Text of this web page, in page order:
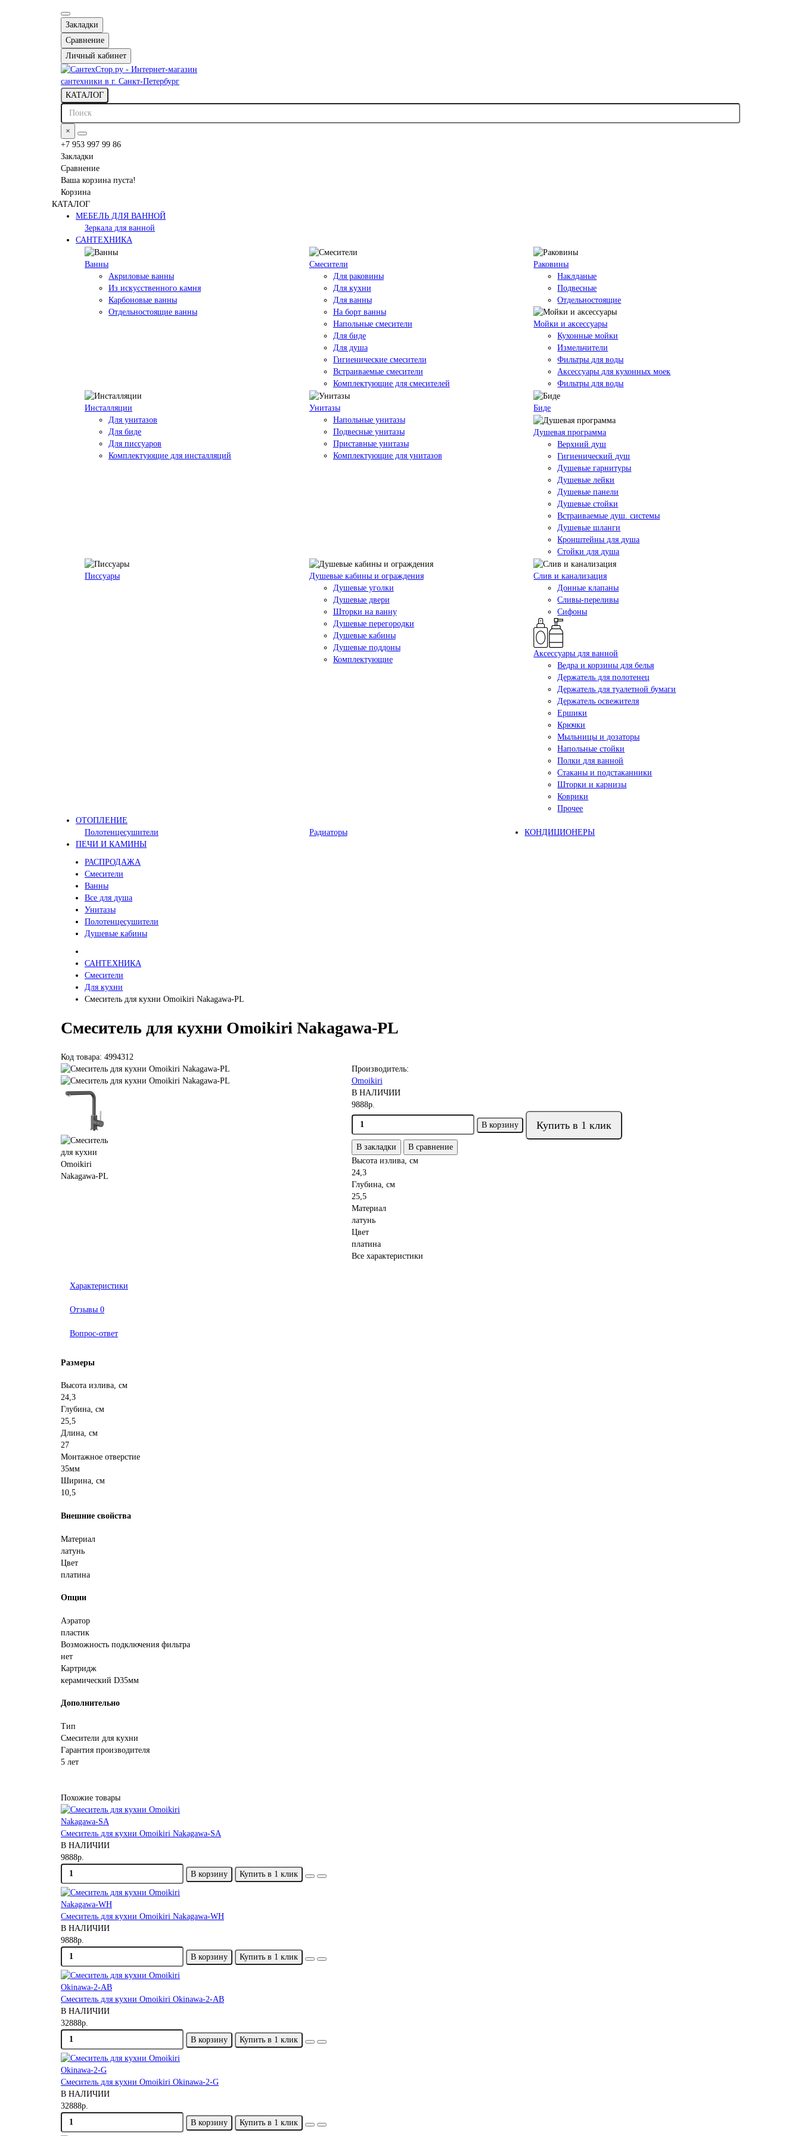
Закладки
Сравнение
Личный кабинет
КАТАЛОГ
×
+7 953 997 99 86
Закладки
Сравнение
Ваша корзина пуста!
Корзина
КАТАЛОГ
МЕБЕЛЬ ДЛЯ ВАННОЙ
Зеркала для ванной
САНТЕХНИКА
Ванны
Акриловые ванны
Из искусственного камня
Карбоновые ванны
Отдельностоящие ванны
Смесители
Для раковины
Для кухни
Для ванны
На борт ванны
Напольные смесители
Для биде
Для душа
Гигиенические смесители
Встраиваемые смесители
Комплектующие для смесителей
Раковины
Наклданые
Подвесные
Отдельностоящие
Мойки и аксессуары
Кухонные мойки
Измельчители
Фильтры для воды
Аксессуары для кухонных моек
Фильтры для воды
Инсталляции
Для унитазов
Для биде
Для писсуаров
Комплектующие для инсталляций
Унитазы
Напольные унитазы
Подвесные унитазы
Приставные унитазы
Комплектующие для унитазов
Биде
Душевая программа
Верхний душ
Гигиенический душ
Душевые гарнитуры
Душевые лейки
Душевые панели
Душевые стойки
Встраиваемые душ. системы
Душевые шланги
Кронштейны для душа
Стойки для душа
Писсуары
Душевые кабины и ограждения
Душевые уголки
Душевые двери
Шторки на ванну
Душевые перегородки
Душевые кабины
Душевые поддоны
Комплектующие
Слив и канализация
Донные клапаны
Сливы-переливы
Сифоны
Аксессуары для ванной
Ведра и корзины для белья
Держатель для полотенец
Держатель для туалетной бумаги
Держатель освежителя
Ершики
Крючки
Мыльницы и дозаторы
Напольные стойки
Полки для ванной
Стаканы и подстаканники
Шторки и карнизы
Коврики
Прочее
ОТОПЛЕНИЕ
Полотенцесушители
Радиаторы
КОНДИЦИОНЕРЫ
ПЕЧИ И КАМИНЫ
РАСПРОДАЖА
Смесители
Ванны
Все для душа
Унитазы
Полотенцесушители
Душевые кабины
САНТЕХНИКА
Смесители
Для кухни
Смеситель для кухни Omoikiri Nakagawa-PL
Смеситель для кухни Omoikiri Nakagawa-PL
Код товара: 4994312
Производитель:
Omoikiri
В НАЛИЧИИ
9888р.
В корзину Купить в 1 клик
В закладки
В сравнение
Высота излива, см
24,3
Глубина, см
25,5
Материал
латунь
Цвет
платина
Все характеристики
Характеристики
Отзывы 0
Вопрос-ответ
Размеры
Высота излива, см
24,3
Глубина, см
25,5
Длина, см
27
Монтажное отверстие
35мм
Ширина, см
10,5
Внешние свойства
Материал
латунь
Цвет
платина
Опции
Аэратор
пластик
Возможность подключения фильтра
нет
Картридж
керамический D35мм
Дополнительно
Тип
Смесители для кухни
Гарантия производителя
5 лет
Похожие товары
Смеситель для кухни Omoikiri Nakagawa-SA
В НАЛИЧИИ
9888р.
В корзину
Купить в 1 клик
Смеситель для кухни Omoikiri Nakagawa-WH
В НАЛИЧИИ
9888р.
В корзину
Купить в 1 клик
Смеситель для кухни Omoikiri Okinawa-2-AB
В НАЛИЧИИ
32888р.
В корзину
Купить в 1 клик
Смеситель для кухни Omoikiri Okinawa-2-G
В НАЛИЧИИ
32888р.
В корзину
Купить в 1 клик